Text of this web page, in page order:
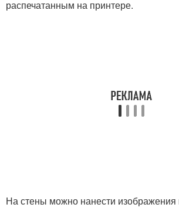
распечатанным на принтере.
На стены можно нанести